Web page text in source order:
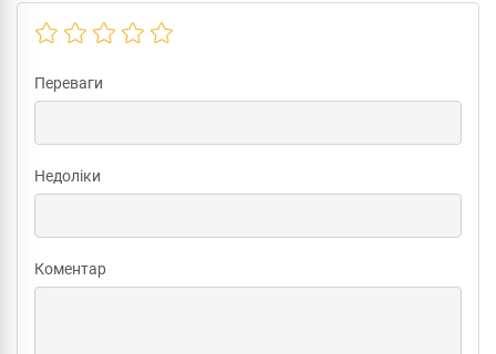
Переваги
Недоліки
Коментар